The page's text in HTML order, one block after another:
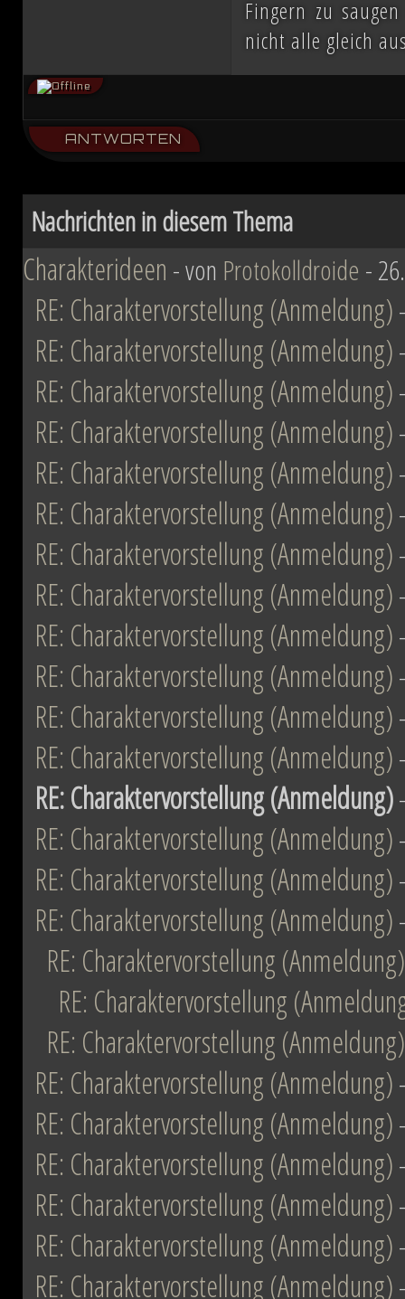
ihn mit der Einnahme von
Eindruck einer erneuten
sichert sich Vesperum die Loyalität
Vernichtung aller Dissidenten und
Düstere Zeiten ziehen auf.
Schlacht von Endor noch den
nun in weiter Ferne. Der Entscheid
fallen und niemand vermag auch
Planeten aussehen wird....
Fingern zu
nicht alle gleich
ANTWORTEN
Nachrichten in diesem Thema
Charakterideen - von Protokolldroide -
RE: Charaktervorstellung (Anmeldung)
RE: Charaktervorstellung (Anmeldung)
RE: Charaktervorstellung (Anmeldung)
RE: Charaktervorstellung (Anmeldung)
RE: Charaktervorstellung (Anmeldung)
RE: Charaktervorstellung (Anmeldung)
RE: Charaktervorstellung (Anmeldung)
RE: Charaktervorstellung (Anmeldung)
RE: Charaktervorstellung (Anmeldung)
RE: Charaktervorstellung (Anmeldung)
RE: Charaktervorstellung (Anmeldung)
RE: Charaktervorstellung (Anmeldung)
RE: Charaktervorstellung (Anmeldung)
RE: Charaktervorstellung (Anmeldung)
RE: Charaktervorstellung (Anmeldung)
RE: Charaktervorstellung (Anmeldung)
RE: Charaktervorstellung (Anmeldung)
RE: Charaktervorstellung
RE: Charaktervorstellung (Anmeldung)
RE: Charaktervorstellung (Anmeldung)
RE: Charaktervorstellung (Anmeldung)
RE: Charaktervorstellung (Anmeldung)
RE: Charaktervorstellung (Anmeldung)
RE: Charaktervorstellung (Anmeldung)
RE: Charaktervorstellung (Anmeldung)